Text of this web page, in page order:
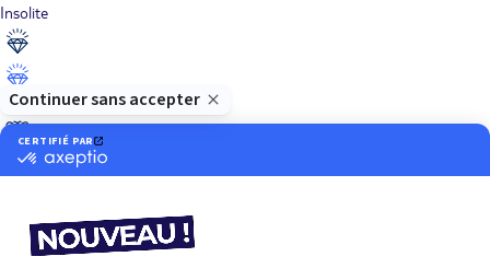
Insolite
Luxe